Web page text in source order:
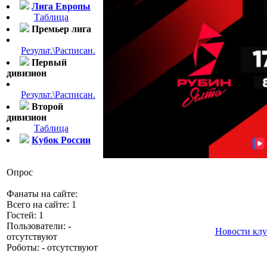
Лига Европы
Таблица
Премьер лига
Результ.\Расписан.
Первый
дивизион
Результ.\Расписан.
Второй
дивизион
Таблица
Кубок России
Опрос
Фанаты на сайте:
Всего на сайте: 1
Гостей: 1
Пользователи: -
отсутствуют
Роботы: - отсутствуют
Новости